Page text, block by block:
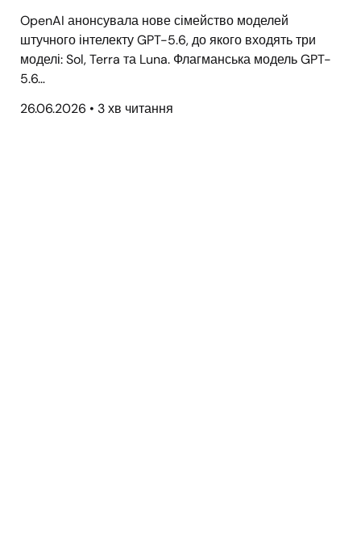
OpenAI анонсувала нове сімейство моделей
штучного інтелекту GPT-5.6, до якого входять три
моделі: Sol, Terra та Luna. Флагманська модель GPT-
5.6…
26.06.2026 • 3 хв читання